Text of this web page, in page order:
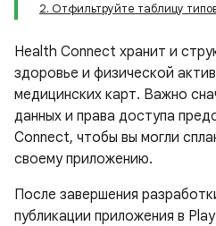
2. Отфильтруйте таблицу
Health Connect хранит и
здоровье и физической
медицинских карт. Важно
данных и права доступа
Connect, чтобы вы могли
своему приложению.
После завершения
публикации приложения в